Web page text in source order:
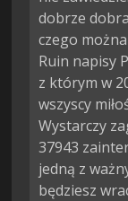
dobrze
czego
Ruin napisy
z którym w
wszyscy
Wystarczy
37943
jedną z
będziesz